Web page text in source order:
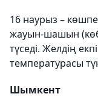
16 наурыз –
жауын-шашын
түседі. Желдің
температурасы
Шымкент